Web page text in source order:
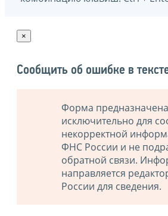
×
Сообщить об ошибке в
Форма предназначена
исключительно для
некорректной
ФНС России и не
обратной связи.
направляется
России для сведения.